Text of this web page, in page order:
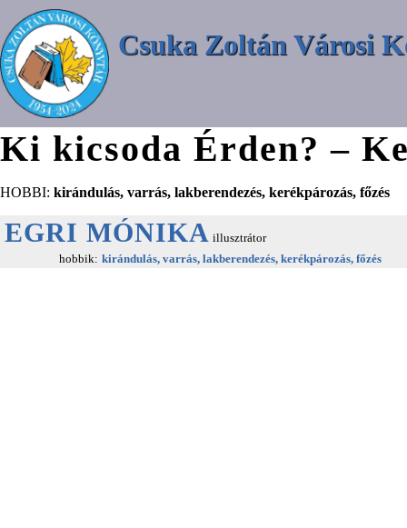
Csuka Zoltán Városi
Ki kicsoda Érden? –
HOBBI: kirándulás, varrás, lakberendezés, kerékpározás, főzés
EGRI MÓNIKA illusztrátor
hobbik: kirándulás, varrás, lakberendezés, kerékpározás, főzés